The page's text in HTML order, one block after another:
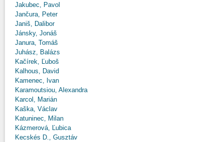
Jakubec, Pavol
Jančura, Peter
Janiš, Dalibor
Jánsky, Jonáš
Janura, Tomáš
Juhász, Balázs
Kačírek, Ľuboš
Kalhous, David
Kamenec, Ivan
Karamoutsiou, Alexandra
Karcol, Marián
Kaška, Václav
Katuninec, Milan
Kázmerová, Ľubica
Kecskés D., Gusztáv